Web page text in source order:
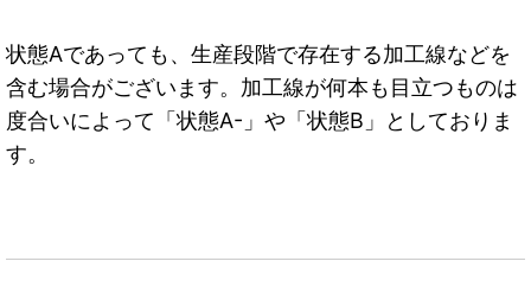
状態Aであっても、生産段階で存在する加工線などを
含む場合がございます。加工線が何本も目立つものは
度合いによって「状態A-」や「状態B」としておりま
す。